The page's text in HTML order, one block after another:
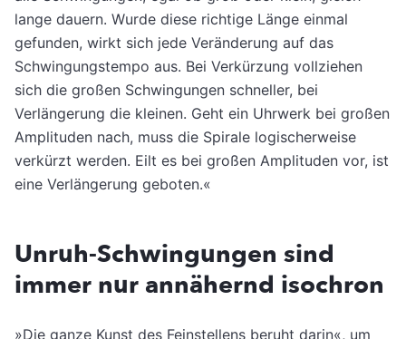
lange dauern. Wurde diese richtige Länge einmal
gefunden, wirkt sich jede Veränderung auf das
Schwingungstempo aus. Bei Verkürzung vollziehen
sich die großen Schwingungen schneller, bei
Verlängerung die kleinen. Geht ein Uhrwerk bei großen
Amplituden nach, muss die Spirale logischerweise
verkürzt werden. Eilt es bei großen Amplituden vor, ist
eine Verlängerung geboten.«
Unruh-Schwingungen sind
immer nur annähernd isochron
»Die ganze Kunst des Feinstellens beruht darin«, um